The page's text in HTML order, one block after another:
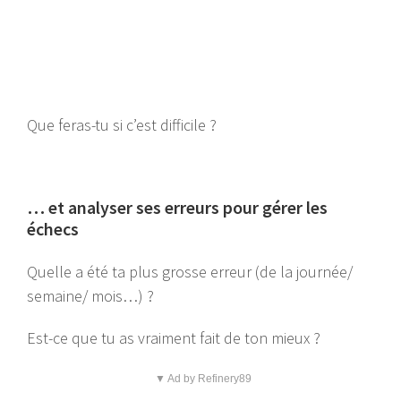
Que feras-tu si c’est difficile ?
… et analyser ses erreurs pour gérer les
échecs
Quelle a été ta plus grosse erreur (de la journée/
semaine/ mois…) ?
Est-ce que tu as vraiment fait de ton mieux ?
▼ Ad by Refinery89